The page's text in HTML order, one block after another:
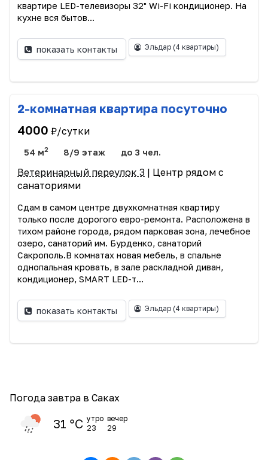
квартире LED-телевизоры 32" Wi-Fi кондиционер. На
кухне вся бытов...
показать контакты Эльдар (4 квартиры)
2-комнатная квартира посуточно
4000 ₽/сутки
54 м2 8/9 этаж до 3 чел.
Ветеринарный переулок 3 | Центр рядом с
санаториями
Сдам в самом центре двухкомнатная квартиру
только после дорогого евро-ремонта. Расположена в
тихом районе города, рядом парковая зона, лечебное
озеро, санаторий им. Бурденко, санаторий
Сакрополь.В комнатах новая мебель, в спальне
однопальная кровать, в зале раскладной диван,
кондиционер, SMART LED-т...
показать контакты Эльдар (4 квартиры)
Погода завтра в Саках
31 ℃ утро
23
вечер
29